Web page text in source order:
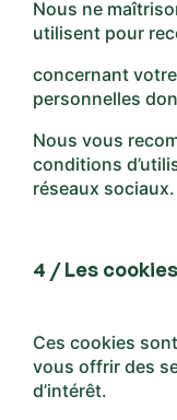
Nous ne
utilisent pour
concernant
personnelles
Nous vous
conditions
réseaux sociaux.
4 / Les
Ces cookies
vous offrir des
d’intérêt.